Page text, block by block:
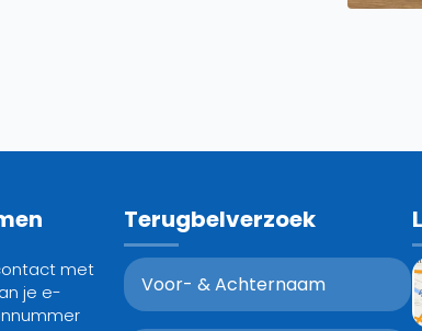
met
je e-
Terugbelverzoek